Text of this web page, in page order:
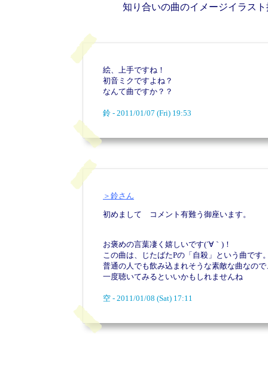
知り合いの曲のイメージイラス
絵、上手ですね！
初音ミクですよね？
なんて曲ですか？？
鈴 - 2011/01/07 (Fri) 19:53
＞鈴さん
初めまして コメント有難う御座います。
お褒めの言葉凄く嬉しいです(´∀｀)！
この曲は、じたばたPの「自殺」という曲です
普通の人でも飲み込まれそうな素敵な曲なので
一度聴いてみるといいかもしれませんね
空 - 2011/01/08 (Sat) 17:11